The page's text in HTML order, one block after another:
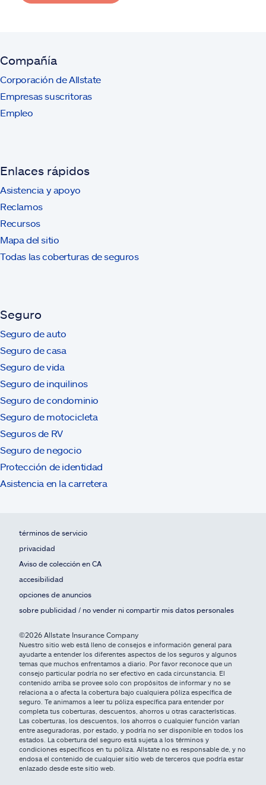
Compañía
Corporación de Allstate
Empresas suscritoras
Empleo
Enlaces rápidos
Asistencia y apoyo
Reclamos
Recursos
Mapa del sitio
Todas las coberturas de seguros
Seguro
Seguro de auto
Seguro de casa
Seguro de vida
Seguro de inquilinos
Seguro de condominio
Seguro de motocicleta
Seguros de RV
Seguro de negocio
Protección de identidad
Asistencia en la carretera
términos de servicio
privacidad
Aviso de colección en CA
accesibilidad
opciones de anuncios
sobre publicidad / no vender ni compartir mis datos personales
©2026 Allstate Insurance Company
Nuestro sitio web está lleno de consejos e información general para
ayudarte a entender los diferentes aspectos de los seguros y algunos
temas que muchos enfrentamos a diario. Por favor reconoce que un
consejo particular podría no ser efectivo en cada circunstancia. El
contenido arriba se provee solo con propósitos de informar y no se
relaciona a o afecta la cobertura bajo cualquiera póliza específica de
seguro. Te animamos a leer tu póliza específica para entender por
completa tus coberturas, descuentos, ahorros u otras características.
Las coberturas, los descuentos, los ahorros o cualquier función varían
entre aseguradoras, por estado, y podría no ser disponible en todos los
estados. La cobertura del seguro está sujeta a los términos y
condiciones específicos en tu póliza. Allstate no es responsable de, y no
endosa el contenido de cualquier sitio web de terceros que podría estar
enlazado desde este sitio web.